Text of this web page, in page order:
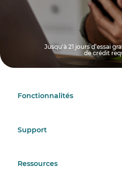
Jusqu'à 21 jours d’essai
de crédit
Fonctionnalités
Support
Ressources